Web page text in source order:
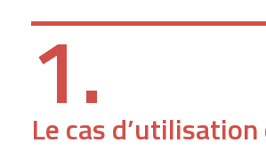
1.
Le cas d’utilisation